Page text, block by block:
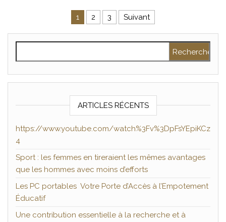
Pagination des publications
1 2 3 Suivant
ARTICLES RÉCENTS
https://www.youtube.com/watch%3Fv%3DpFsYEpiKCz
4
Sport : les femmes en tireraient les mêmes avantages
que les hommes avec moins d’efforts
Les PC portables Votre Porte d’Accès à l’Empotement
Éducatif
Une contribution essentielle à la recherche et à